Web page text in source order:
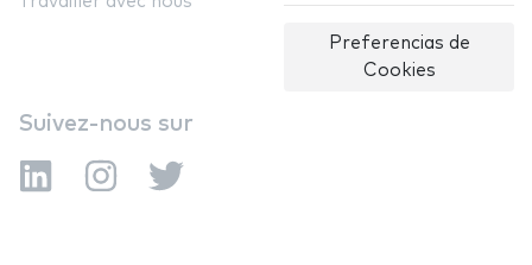
Preferencias de
Cookies
Suivez-nous sur